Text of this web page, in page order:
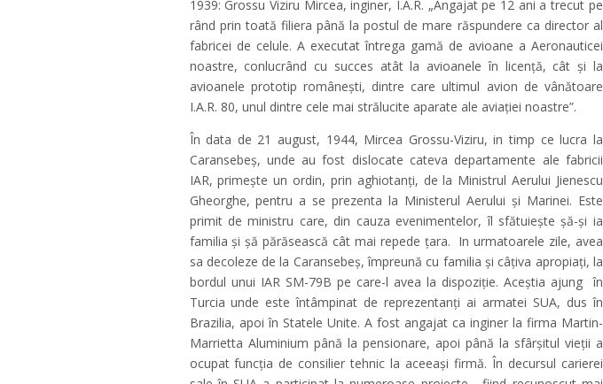
1939: Grossu Viziru Mircea, inginer, I.A.R. „Angajat pe 12 ani a trecut pe
rând prin toată filiera până la postul de mare răspundere ca director al
fabricei de celule. A executat întrega gamă de avioane a Aeronauticei
noastre, conlucrând cu succes atât la avioanele în licenţă, cât şi la
avioanele prototip româneşti, dintre care ultimul avion de vânătoare
I.A.R. 80, unul dintre cele mai strălucite aparate ale aviaţiei noastre”.
În data de 21 august, 1944, Mircea Grossu-Viziru, in timp ce lucra la
Caransebeş, unde au fost dislocate cateva departamente ale fabricii
IAR, primeşte un ordin, prin aghiotanţi, de la Ministrul Aerului Jienescu
Gheorghe, pentru a se prezenta la Ministerul Aerului şi Marinei. Este
primit de ministru care, din cauza evenimentelor, îl sfătuieşte şă-şi ia
familia şi şă părăsească cât mai repede ţara. In urmatoarele zile, avea
sa decoleze de la Caransebeş, împreună cu familia şi câţiva apropiaţi, la
bordul unui IAR SM-79B pe care-l avea la dispoziţie. Aceștia ajung în
Turcia unde este întâmpinat de reprezentanți ai armatei SUA, dus în
Brazilia, apoi în Statele Unite. A fost angajat ca inginer la firma Martin-
Marrietta Aluminium până la pensionare, apoi până la sfârşitul vieţii a
ocupat funcția de consilier tehnic la aceeaşi firmă. În decursul carierei